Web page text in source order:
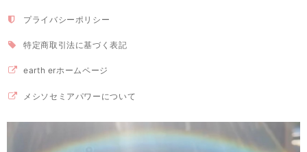
プライバシーポリシー
特定商取引法に基づく表記
earth erホームページ
メシソセミアパワーについて